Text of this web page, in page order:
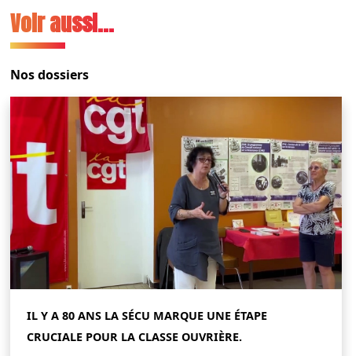
Voir aussi...
Nos dossiers
IL Y A 80 ANS LA SÉCU MARQUE UNE ÉTAPE
CRUCIALE POUR LA CLASSE OUVRIÈRE.